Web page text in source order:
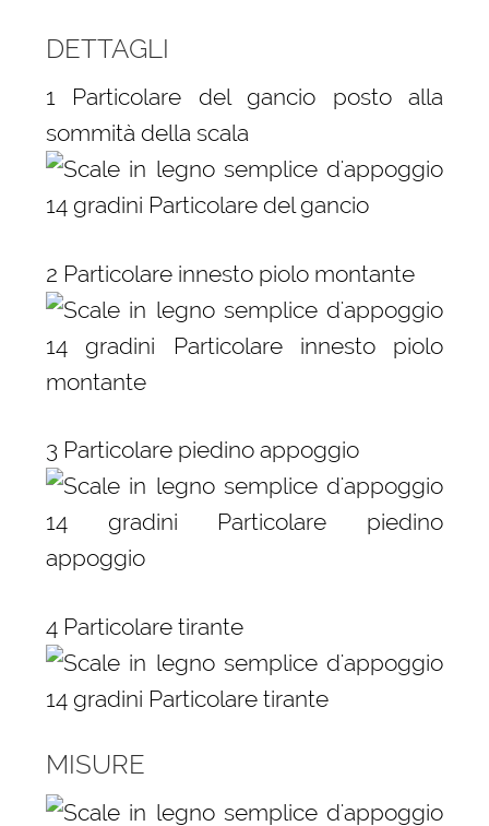
DETTAGLI
1 Particolare del gancio posto alla
sommità della scala
2 Particolare innesto piolo montante
3 Particolare piedino appoggio
4 Particolare tirante
MISURE